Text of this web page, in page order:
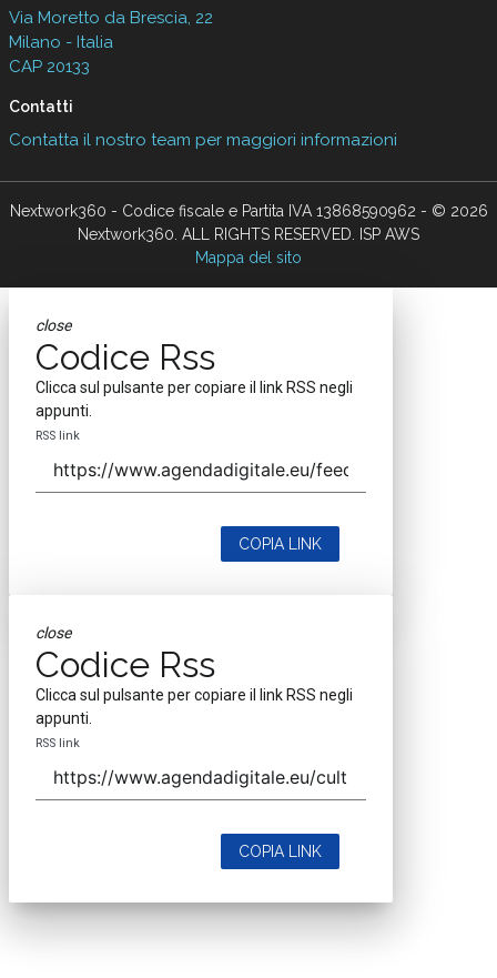
Via Moretto da Brescia, 22
Milano - Italia
CAP 20133
Contatti
Contatta il nostro team per maggiori informazioni
Nextwork360 - Codice fiscale e Partita IVA 13868590962 - © 2026
Nextwork360. ALL RIGHTS RESERVED. ISP AWS
Mappa del sito
close
Codice Rss
Clicca sul pulsante per copiare il link RSS negli
appunti.
RSS link
COPIA LINK
close
Codice Rss
Clicca sul pulsante per copiare il link RSS negli
appunti.
RSS link
COPIA LINK